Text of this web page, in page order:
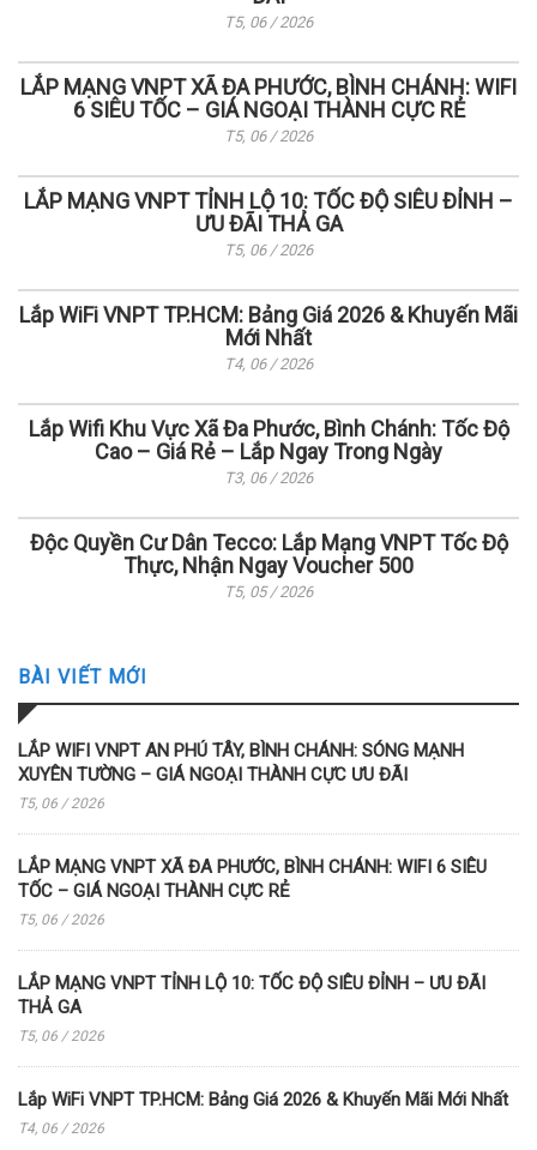
T5, 06 / 2026
LẮP MẠNG VNPT XÃ ĐA PHƯỚC, BÌNH CHÁNH: WIFI
6 SIÊU TỐC – GIÁ NGOẠI THÀNH CỰC RẺ
T5, 06 / 2026
LẮP MẠNG VNPT TỈNH LỘ 10: TỐC ĐỘ SIÊU ĐỈNH –
ƯU ĐÃI THẢ GA
T5, 06 / 2026
Lắp WiFi VNPT TP.HCM: Bảng Giá 2026 & Khuyến Mãi
Mới Nhất
T4, 06 / 2026
Lắp Wifi Khu Vực Xã Đa Phước, Bình Chánh: Tốc Độ
Cao – Giá Rẻ – Lắp Ngay Trong Ngày
T3, 06 / 2026
Độc Quyền Cư Dân Tecco: Lắp Mạng VNPT Tốc Độ
Thực, Nhận Ngay Voucher 500
T5, 05 / 2026
BÀI VIẾT MỚI
LẮP WIFI VNPT AN PHÚ TÂY, BÌNH CHÁNH: SÓNG MẠNH
XUYÊN TƯỜNG – GIÁ NGOẠI THÀNH CỰC ƯU ĐÃI
T5, 06 / 2026
LẮP MẠNG VNPT XÃ ĐA PHƯỚC, BÌNH CHÁNH: WIFI 6 SIÊU
TỐC – GIÁ NGOẠI THÀNH CỰC RẺ
T5, 06 / 2026
LẮP MẠNG VNPT TỈNH LỘ 10: TỐC ĐỘ SIÊU ĐỈNH – ƯU ĐÃI
THẢ GA
T5, 06 / 2026
Lắp WiFi VNPT TP.HCM: Bảng Giá 2026 & Khuyến Mãi Mới Nhất
T4, 06 / 2026